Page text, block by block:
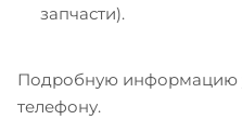
запчасти).
Подробную информацию
телефону.